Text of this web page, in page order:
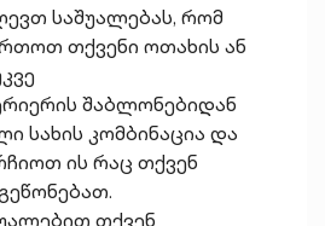
საშუალებას, რომ
თქვენი ოთახის ან
შაბლონებიდან
სახის კომბინაცია და
ის რაც თქვენ
თქვენ